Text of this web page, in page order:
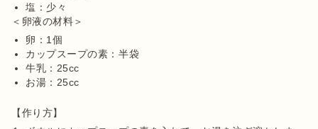
塩：少々
卵：1個
カップスープの素：半袋
牛乳：25cc
お湯：25cc